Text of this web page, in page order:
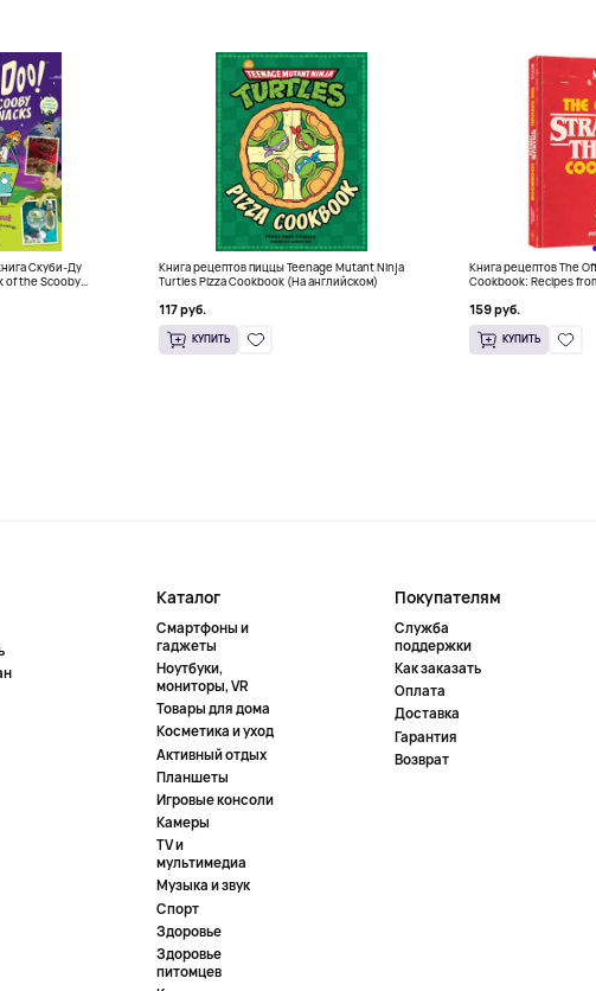
Скуби-Ду
of the Scooby
Книга рецептов пиццы Teenage Mutant Ninja
Turtles Pizza Cookbook (На английском)
117 руб.
КУПИТЬ
Книга рецептов The
Cookbook: Recipes
159 руб.
КУПИТЬ
Каталог
Смартфоны и
гаджеты
Ноутбуки,
мониторы, VR
Товары для дома
Косметика и уход
Активный отдых
Планшеты
Игровые консоли
Камеры
TV и
мультимедиа
Музыка и звук
Спорт
Здоровье
Здоровье
питомцев
Покупателям
Служба
поддержки
Как заказать
Оплата
Доставка
Гарантия
Возврат